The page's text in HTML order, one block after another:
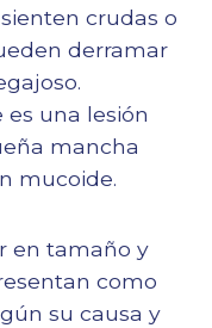
crudas o
derramar
es una lesión
mancha
mucoide.
en tamaño y
como
su causa y